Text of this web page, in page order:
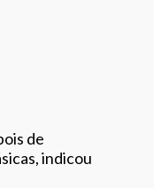
de
indicou